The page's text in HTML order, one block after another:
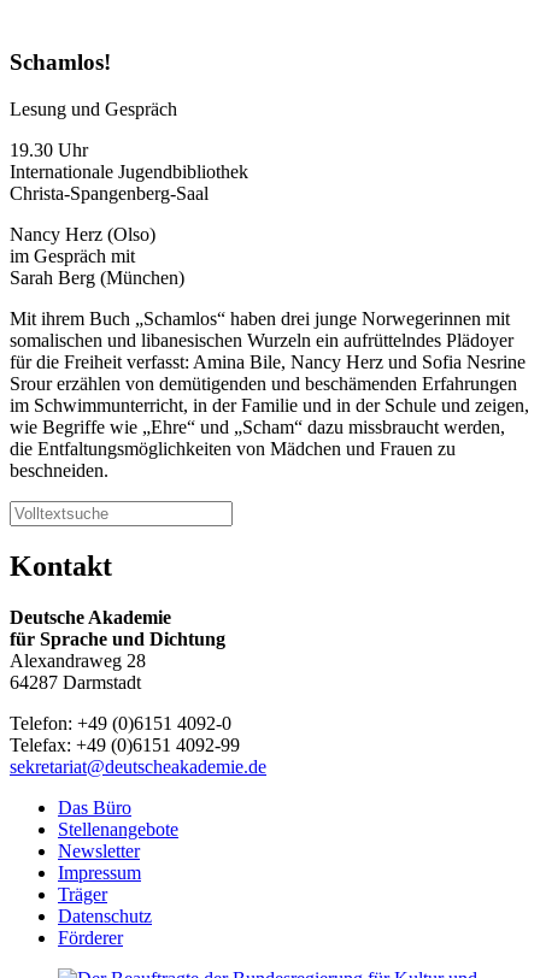
Schamlos!
Lesung und Gespräch
19.30 Uhr
Internationale Jugendbibliothek
Christa-Spangenberg-Saal
Nancy Herz (Olso)
im Gespräch mit
Sarah Berg (München)
Mit ihrem Buch „Schamlos“ haben drei junge Norwegerinnen mit
somalischen und libanesischen Wurzeln ein aufrüttelndes Plädoyer
für die Freiheit verfasst: Amina Bile, Nancy Herz und Sofia Nesrine
Srour erzählen von demütigenden und beschämenden Erfahrungen
im Schwimmunterricht, in der Familie und in der Schule und zeigen,
wie Begriffe wie „Ehre“ und „Scham“ dazu missbraucht werden,
die Entfaltungsmöglichkeiten von Mädchen und Frauen zu
beschneiden.
Kontakt
Deutsche Akademie
für Sprache und Dichtung
Alexandraweg 28
64287 Darmstadt
Telefon: +49 (0)6151 4092-0
Telefax: +49 (0)6151 4092-99
sekretariat@deutscheakademie.de
Das Büro
Stellenangebote
Newsletter
Impressum
Träger
Datenschutz
Förderer